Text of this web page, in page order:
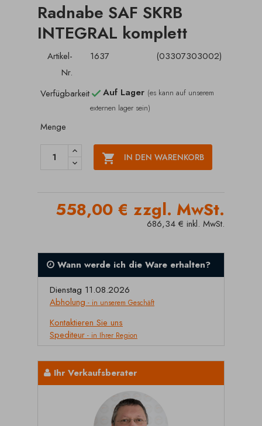
Radnabe SAF SKRB
INTEGRAL komplett
Artikel-
Nr.
1637 (03307303002)
Verfügbarkeit Auf Lager (es kann auf unserem
externen lager sein)
Menge
 IN DEN WARENKORB
558,00 € zzgl. MwSt.
686,34 € inkl. MwSt.
Wann werde ich die Ware erhalten?
Dienstag 11.08.2026
Abholung - in unserem Geschäft
Kontaktieren Sie uns
Spediteur - in Ihrer Region
Ihr Verkaufsberater